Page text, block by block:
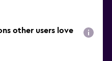
other users love